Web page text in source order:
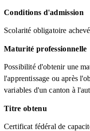
Conditions d'admission
Scolarité obligatoire
Maturité professionnelle
Possibilité d'obtenir une
l'apprentissage ou après
variables d'un canton à
Titre obtenu
Certificat fédéral de